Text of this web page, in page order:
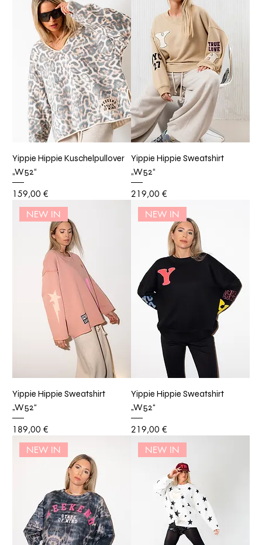
Yippie Hippie Kuschelpullover
„W52“
Preis
159,00 €
Yippie Hippie Sweatshirt
„W52“
Preis
219,00 €
NEW IN
Yippie Hippie Sweatshirt
„W52“
Preis
189,00 €
NEW IN
Yippie Hippie Sweatshirt
„W52“
Preis
219,00 €
NEW IN
NEW IN